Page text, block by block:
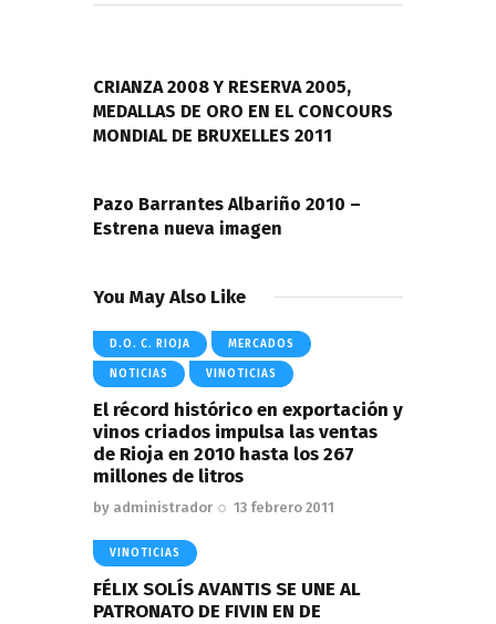
entradas
CRIANZA 2008 Y RESERVA 2005,
MEDALLAS DE ORO EN EL CONCOURS
MONDIAL DE BRUXELLES 2011
Pazo Barrantes Albariño 2010 –
Estrena nueva imagen
You May Also Like
D.O. C. RIOJA MERCADOS
NOTICIAS VINOTICIAS
El récord histórico en exportación y
vinos criados impulsa las ventas
de Rioja en 2010 hasta los 267
millones de litros
by administrador 13 febrero 2011
VINOTICIAS
FÉLIX SOLÍS AVANTIS SE UNE AL
PATRONATO DE FIVIN EN DE